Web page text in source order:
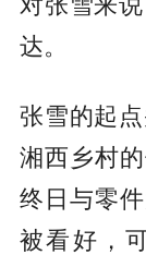
对张雪来
达。
张雪的起
湘西乡村
终日与零
被看好，